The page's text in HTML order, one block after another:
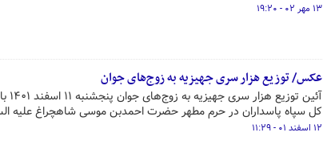
۱۳ مهر ۰۲ - ۱۹:۲۰
عکس/ توزیع هزار سری جهیزیه به زوج‌های جوان
کل سپاه پاسداران در حرم مطهر حضرت احمدبن موسی شاهچراغ علیه
۱۲ اسفند ۰۱ - ۱۱:۲۹